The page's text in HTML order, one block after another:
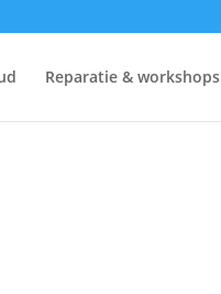
Reparatie & workshops